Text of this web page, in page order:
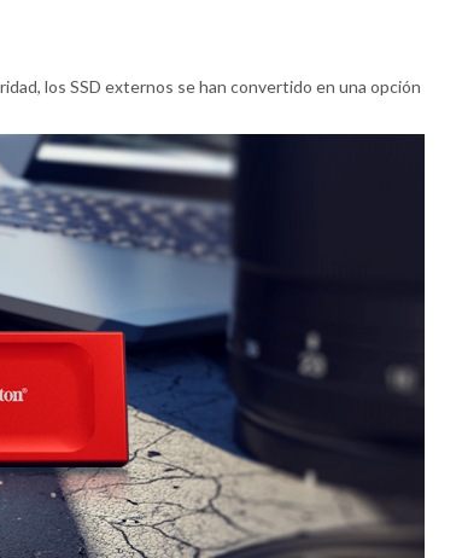
los SSD externos se han convertido en una opción